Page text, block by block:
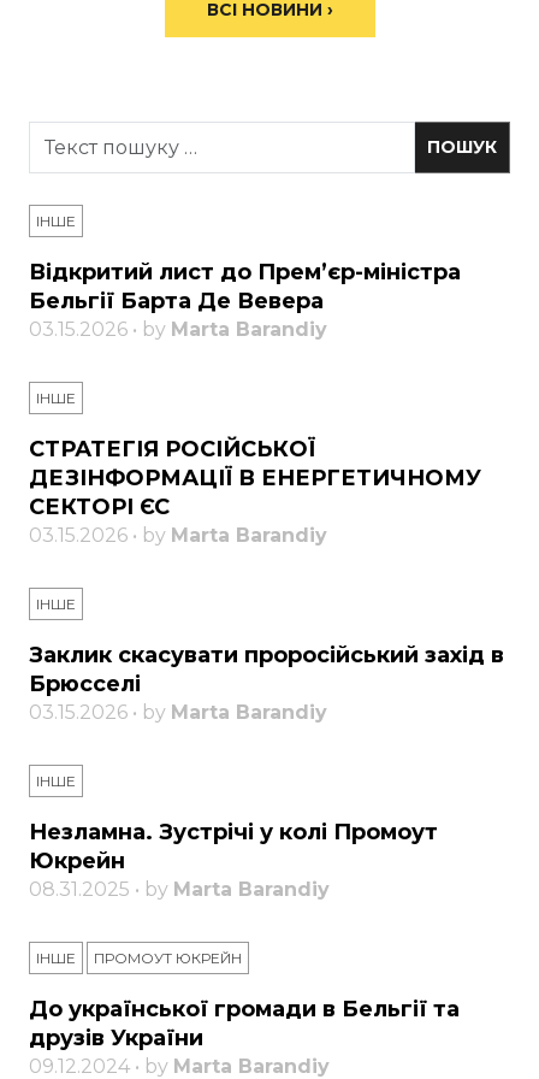
ВСІ НОВИНИ ›
ІНШЕ
Відкритий лист до Прем’єр-міністра
Бельгії Барта Де Вевера
03.15.2026 • by Marta Barandiy
ІНШЕ
СТРАТЕГІЯ РОСІЙСЬКОЇ
ДЕЗІНФОРМАЦІЇ В ЕНЕРГЕТИЧНОМУ
СЕКТОРІ ЄС
03.15.2026 • by Marta Barandiy
ІНШЕ
Заклик скасувати проросійський захід в
Брюсселі
03.15.2026 • by Marta Barandiy
ІНШЕ
Незламна. Зустрічі у колі Промоут
Юкрейн
08.31.2025 • by Marta Barandiy
ІНШЕ ПРОМОУТ ЮКРЕЙН
До української громади в Бельгії та
друзів України
09.12.2024 • by Marta Barandiy